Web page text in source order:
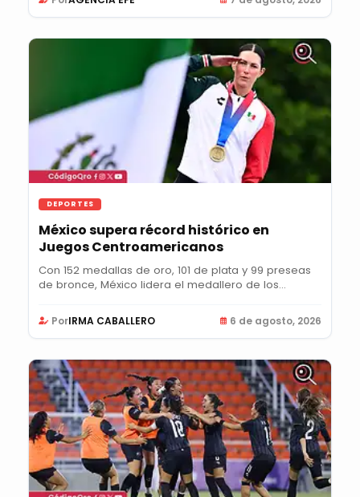
DEPORTES
México supera récord histórico en
Juegos Centroamericanos
Con 152 medallas de oro, 101 de plata y 99 preseas
de bronce, México lidera el medallero de los...
PorIRMA CABALLERO 6 de agosto, 2026